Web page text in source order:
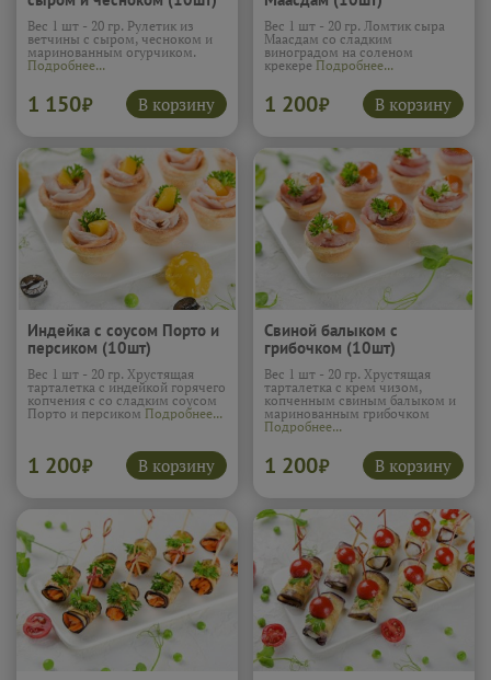
Вес 1 шт - 20 гр. Рулетик из
ветчины с сыром, чесноком и
маринованным огурчиком.
Подробнее...
1 150₽ В корзину
Вес 1 шт - 20 гр. Ломтик сыра
Маасдам со сладким
виноградом на соленом
крекере Подробнее...
1 200₽ В корзину
Индейка с соусом Порто и
персиком (10шт)
Вес 1 шт - 20 гр. Хрустящая
тарталетка с индейкой горячего
копчения с со сладким соусом
Порто и персиком Подробнее...
1 200₽ В корзину
Свиной балыком с
грибочком (10шт)
Вес 1 шт - 20 гр. Хрустящая
тарталетка с крем чизом,
копченным свиным балыком и
маринованным грибочком
Подробнее...
1 200₽ В корзину